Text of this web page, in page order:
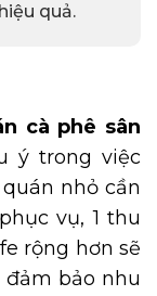
quả.
cà phê sân
ý trong việc
nhỏ cần
vụ, 1 thu
rộng hơn sẽ
bảo nhu